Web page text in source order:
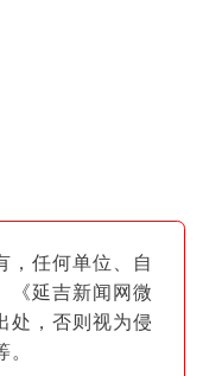
任何单位、自
《延吉新闻网微
处，否则视为侵
。